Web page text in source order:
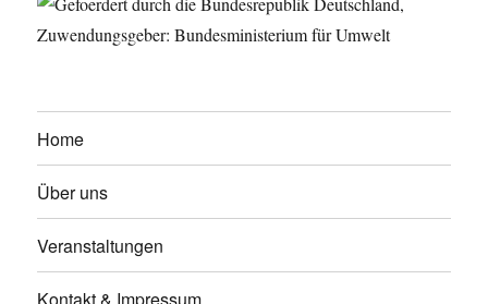
Home
Über uns
Veranstaltungen
Kontakt & Impressum